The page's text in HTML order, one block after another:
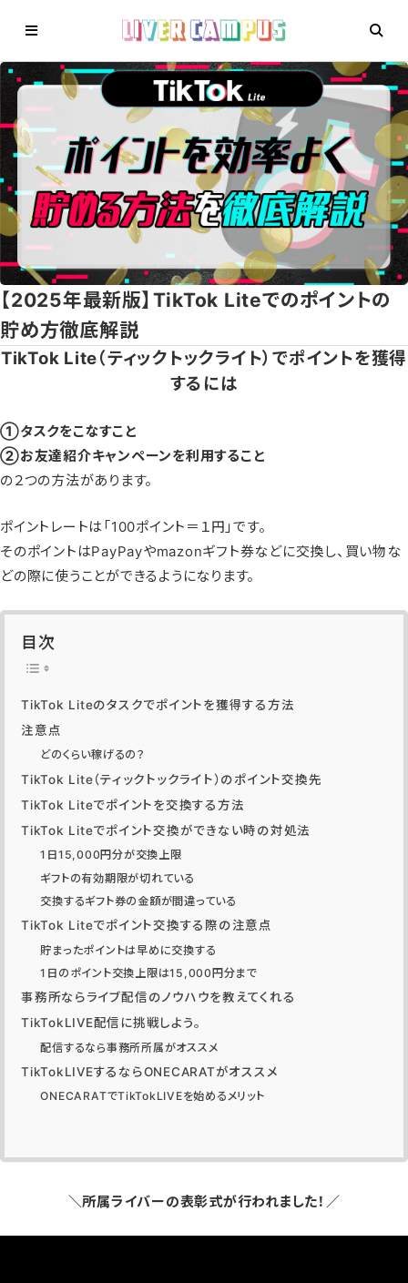
【2025年最新版】TikTok Liteでのポイントの
貯め方徹底解説
TikTok Lite（ティックトックライト）でポイントを獲得
するには
①タスクをこなすこと
②お友達紹介キャンペーンを利用すること
の２つの方法があります。
ポイントレートは「100ポイント＝１円」です。
そのポイントはPayPayやmazonギフト券などに交換し、買い物な
どの際に使うことができるようになります。
目次
TikTok Liteのタスクでポイントを獲得する方法
注意点
どのくらい稼げるの？
TikTok Lite（ティックトックライト）のポイント交換先
TikTok Liteでポイントを交換する方法
TikTok Liteでポイント交換ができない時の対処法
1日15,000円分が交換上限
ギフトの有効期限が切れている
交換するギフト券の金額が間違っている
TikTok Liteでポイント交換する際の注意点
貯まったポイントは早めに交換する
1日のポイント交換上限は15,000円分まで
事務所ならライブ配信のノウハウを教えてくれる
TikTokLIVE配信に挑戦しよう。
配信するなら事務所所属がオススメ
TikTokLIVEするならONECARATがオススメ
ONECARATでTikTokLIVEを始めるメリット
＼所属ライバーの表彰式が行われました！／